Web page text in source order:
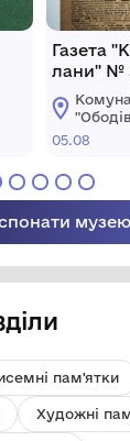
Газета
лани" №
серпня
05.08
музею
пам'ятки
Художні